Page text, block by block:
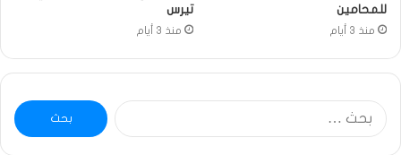
للمحامين
منذ 3 أيام
تيرس
منذ 3 أيام
البحث
عن: